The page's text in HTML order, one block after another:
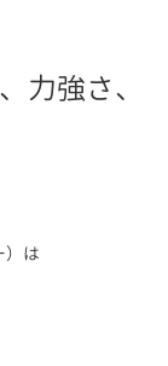
力強さ、
）は